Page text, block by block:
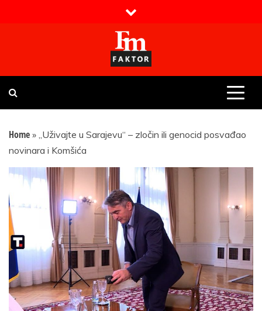
Faktor magazin
Uvijek presudan
Home » „Uživajte u Sarajevu“ – zločin ili genocid posvađao
novinara i Komšića